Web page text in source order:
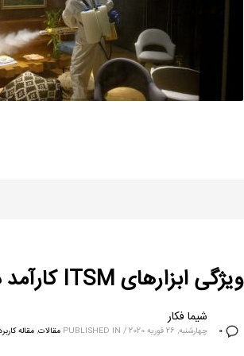
ویژگی‌ ابزارهای ITSM کارآمد در پیاده‌سازی فرآیند مدیریت رخداد
0
شیما فکار
چهارشنبه, 26 فوریه 2020 /
PUBLISHED IN مقالات,مقاله